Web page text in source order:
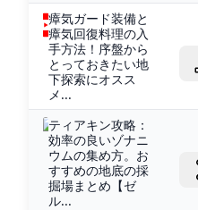
瘴気ガード装備と
瘴気回復料理の入
手方法！序盤から
とっておきたい地
下探索にオスス
メ...
ティアキン攻略：
効率の良いゾナニ
ウムの集め方。お
すすめの地底の採
掘場まとめ【ゼ
ル...